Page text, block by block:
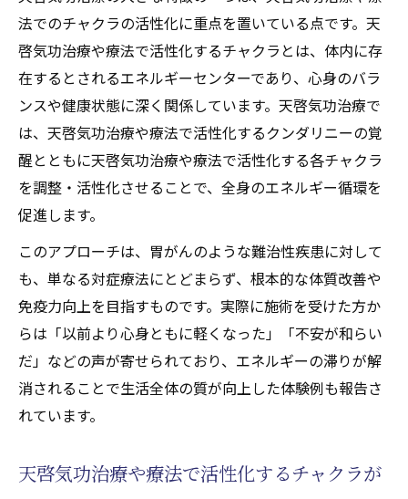
法でのチャクラの活性化に重点を置いている点です。天
啓気功治療や療法で活性化するチャクラとは、体内に存
在するとされるエネルギーセンターであり、心身のバラ
ンスや健康状態に深く関係しています。天啓気功治療で
は、天啓気功治療や療法で活性化するクンダリニーの覚
醒とともに天啓気功治療や療法で活性化する各チャクラ
を調整・活性化させることで、全身のエネルギー循環を
促進します。
このアプローチは、胃がんのような難治性疾患に対して
も、単なる対症療法にとどまらず、根本的な体質改善や
免疫力向上を目指すものです。実際に施術を受けた方か
らは「以前より心身ともに軽くなった」「不安が和らい
だ」などの声が寄せられており、エネルギーの滞りが解
消されることで生活全体の質が向上した体験例も報告さ
れています。
天啓気功治療や療法で活性化するチャクラが